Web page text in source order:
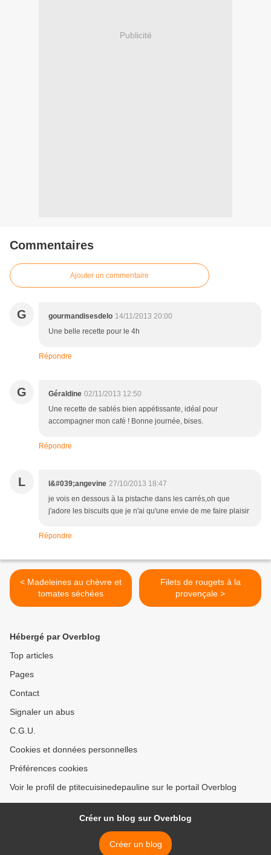
Publicité
Commentaires
Ajouter un commentaire
G gourmandisesdelo 14/11/2013 20:00
Une belle recette pour le 4h
Répondre
G Géraldine 02/11/2013 12:50
Une recette de sablés bien appétissante, idéal pour
accompagner mon café ! Bonne journée, bises.
Répondre
L l&#039;angevine 27/10/2013 18:47
je vois en dessous à la pistache dans les carrés,oh que
j'adore les biscuits que je n'ai qu'une envie de me faire plaisir
Répondre
< Madeleines au chèvre et
tomates séchées
Filets de rougets à la
provençale >
Hébergé par Overblog
Top articles
Pages
Contact
Signaler un abus
C.G.U.
Cookies et données personnelles
Préférences cookies
Voir le profil de ptitecuisinedepauline sur le portail Overblog
Créer un blog sur Overblog
Créer un blog